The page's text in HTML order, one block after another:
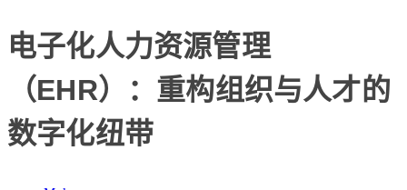
电子化人力资源管理
（EHR）：重构组织与人才的
数字化纽带